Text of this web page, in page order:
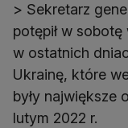
> Sekretarz
potępił w
w ostatnich
Ukrainę, które
były największe
lutym 2022 r.